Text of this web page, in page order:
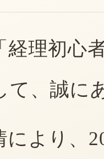
経理初心
て、誠に
により、